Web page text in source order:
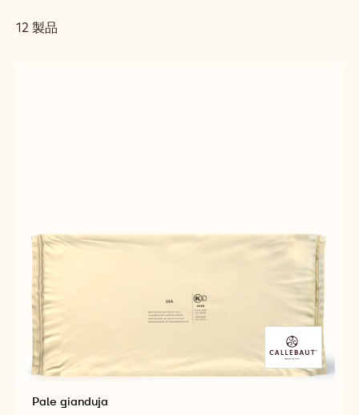
れ
12 製品
Pale gianduja